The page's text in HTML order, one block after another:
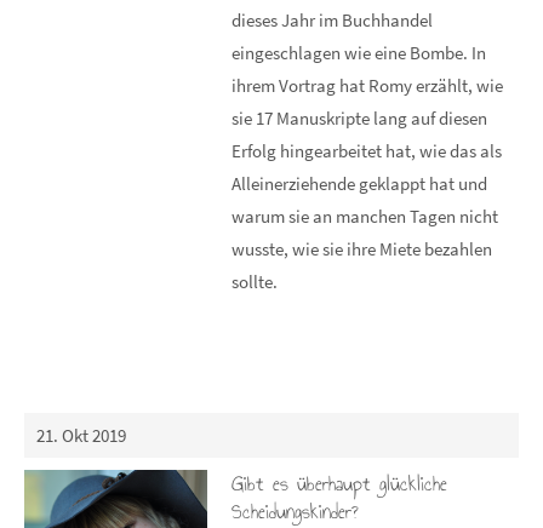
dieses Jahr im Buchhandel
eingeschlagen wie eine Bombe. In
ihrem Vortrag hat Romy erzählt, wie
sie 17 Manuskripte lang auf diesen
Erfolg hingearbeitet hat, wie das als
Alleinerziehende geklappt hat und
warum sie an manchen Tagen nicht
wusste, wie sie ihre Miete bezahlen
sollte.
21. Okt 2019
Gibt es überhaupt glückliche
Scheidungskinder?